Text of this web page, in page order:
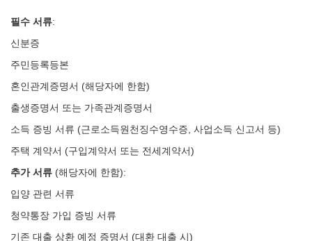
필수 서류:
신분증
주민등록등본
혼인관계증명서 (해당자에 한함)
출생증명서 또는 가족관계증명서
소득 증빙 서류 (근로소득원천징수영수증, 사업소득 신고서 등)
주택 계약서 (구입계약서 또는 전세계약서)
추가 서류 (해당자에 한함):
입양 관련 서류
청약통장 가입 증빙 서류
기존 대출 상환 예정 증명서 (대환 대출 시)